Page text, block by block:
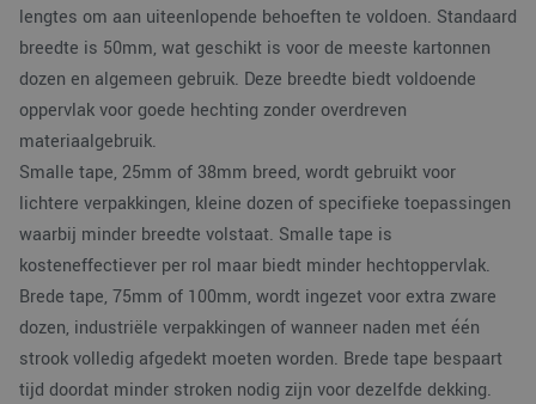
lengtes om aan uiteenlopende behoeften te voldoen. Standaard
breedte is 50mm, wat geschikt is voor de meeste kartonnen
dozen en algemeen gebruik. Deze breedte biedt voldoende
oppervlak voor goede hechting zonder overdreven
materiaalgebruik.
Smalle tape, 25mm of 38mm breed, wordt gebruikt voor
lichtere verpakkingen, kleine dozen of specifieke toepassingen
waarbij minder breedte volstaat. Smalle tape is
kosteneffectiever per rol maar biedt minder hechtoppervlak.
Brede tape, 75mm of 100mm, wordt ingezet voor extra zware
dozen, industriële verpakkingen of wanneer naden met één
strook volledig afgedekt moeten worden. Brede tape bespaart
tijd doordat minder stroken nodig zijn voor dezelfde dekking.
www.verpakking.nl
dagen